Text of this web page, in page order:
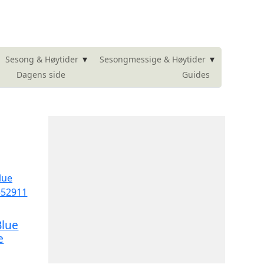
Sesong & Høytider ▾ Sesongmessige & Høytider ▾
Dagens side Guides